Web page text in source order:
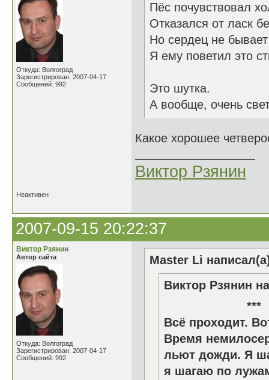
Откуда: Волгоград
Зарегистрирован: 2007-04-17
Сообщений: 992
Пёс почувствовал
Отказался от ласк
Но сердец не
Я ему поветил это
Это шутка.
А вообще, очень
Какое хорошее
Виктор Рзянин
Неактивен
2007-09-15 20:22:37
Виктор Рзянин
Автор сайта
Откуда: Волгоград
Зарегистрирован: 2007-04-17
Сообщений: 992
Master Li
Виктор Рзянин
Всё проходит.
Время
льют дожди. Я
я шагаю по